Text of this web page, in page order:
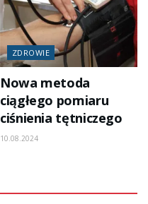
ZDROWIE
Nowa metoda
ciągłego pomiaru
ciśnienia tętniczego
10.08.2024